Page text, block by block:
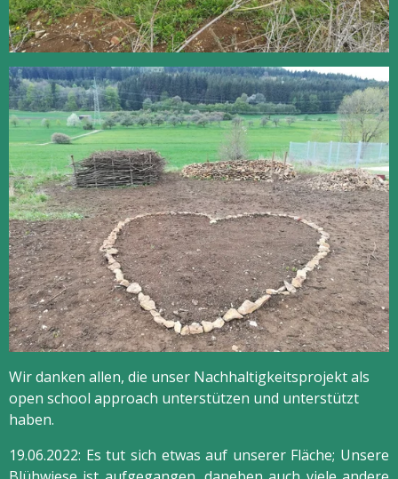
Wir danken allen, die unser Nachhaltigkeitsprojekt als
open school approach unterstützen und unterstützt
haben.
19.06.2022: Es tut sich etwas auf unserer Fläche; Unsere